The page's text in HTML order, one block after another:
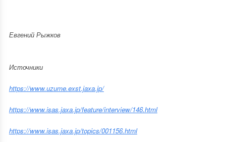
Евгений Рыжков
Источники
https://www.uzume.exst.jaxa.jp/
https://www.isas.jaxa.jp/feature/interview/146.html
https://www.isas.jaxa.jp/topics/001156.html